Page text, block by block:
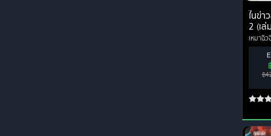
ในข่า
2 (เล่
เหมาฉิ
฿